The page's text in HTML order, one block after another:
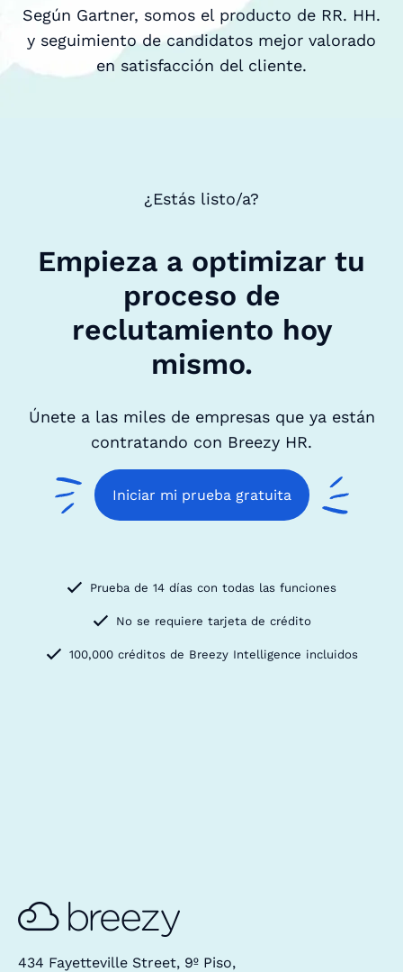
Según Gartner, somos el producto de RR. HH.
y seguimiento de candidatos mejor valorado
en satisfacción del cliente.
¿Estás listo/a?
Empieza a optimizar tu
proceso de
reclutamiento hoy
mismo.
Únete a las miles de empresas que ya están
contratando con Breezy HR.
Iniciar mi prueba gratuita
Prueba de 14 días con todas las funciones
No se requiere tarjeta de crédito
100,000 créditos de Breezy Intelligence incluidos
434 Fayetteville Street, 9º Piso,